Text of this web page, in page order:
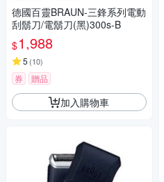
德國百靈BRAUN-三鋒系列電動
刮鬍刀/電鬍刀(黑)300s-B
$1,988
5 (10)
券 贈品
加入購物車